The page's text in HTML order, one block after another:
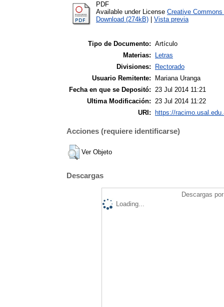
PDF
Available under License Creative
Download (274kB)
Vista previa
Tipo de Documento: Artículo
Materias:
Letras
Divisiones:
Rectorado
Usuario Remitente:
Mariana Uranga
Fecha en que se Depositó: 23 Jul 2014 11:21
Ultima Modificación: 23 Jul 2014 11:22
URI:
https://
Acciones (requiere identificarse)
Ver Objeto
Descargas
Descargas
Loading...